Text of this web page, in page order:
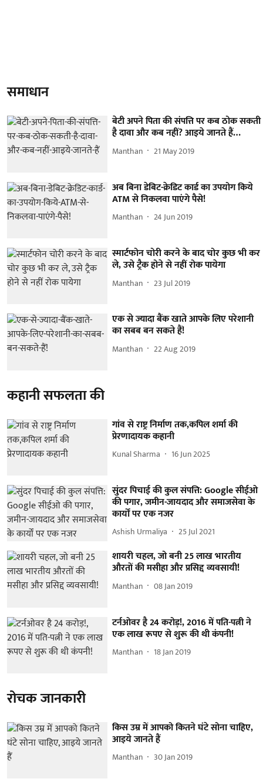
समाधान
बेटी अपने पिता की संपत्ति पर कब ठोक सकती
है दावा और कब नहीं? आइये जानते हैं…
Manthan 21 May 2019
अब बिना डेबिट-क्रेडिट कार्ड का उपयोग किये
ATM से निकलवा पाएंगे पैसे!
Manthan 24 Jun 2019
स्मार्टफोन चोरी करने के बाद चोर कुछ भी कर
ले, उसे ट्रैक होने से नहीं रोक पायेगा
Manthan 23 Jul 2019
एक से ज्यादा बैंक खाते आपके लिए परेशानी
का सबब बन सकते हैं!
Manthan 22 Aug 2019
कहानी सफलता की
गांव से राष्ट्र निर्माण तक,कपिल शर्मा की
प्रेरणादायक कहानी
Kunal Sharma 16 Jun 2025
सुंदर पिचाई की कुल संपत्ति: Google सीईओ
की पगार, जमीन-जायदाद और समाजसेवा के
कार्यों पर एक नजर
Ashish Urmaliya 25 Jul 2021
शायरी चहल, जो बनी 25 लाख भारतीय
औरतों की मसीहा और प्रसिद्द व्यवसायी!
Manthan 08 Jan 2019
टर्नओवर है 24 करोड़!, 2016 में पति-पत्नी ने
एक लाख रूपए से शुरू की थी कंपनी!
Manthan 18 Jan 2019
रोचक जानकारी
किस उम्र में आपको कितने घंटे सोना चाहिए,
आइये जानते हैं
Manthan 30 Jan 2019